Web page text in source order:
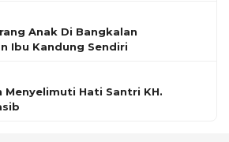
Anak Di Bangkalan
Ibu Kandung Sendiri
Menyelimuti Hati Santri KH.